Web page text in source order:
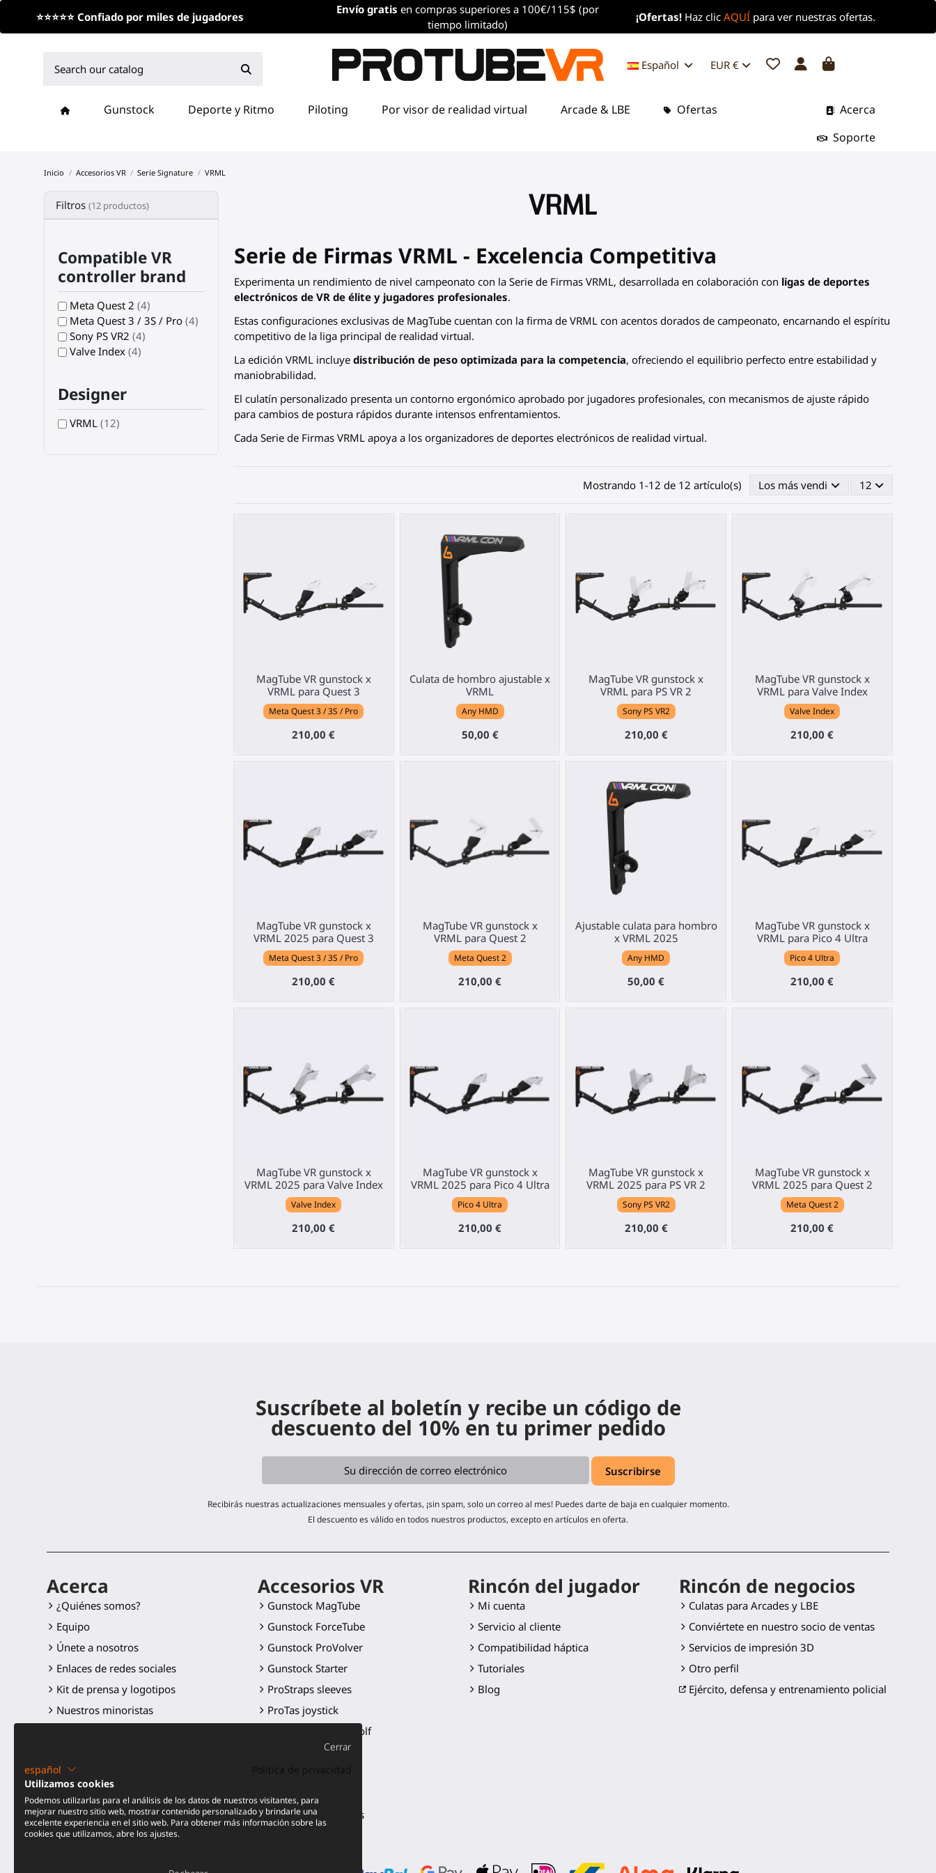
⭐⭐⭐⭐⭐ Confiado por miles de jugadores
Envíogratis en compras superiores a 100€/115$ (por
tiempo limitado)
¡Ofertas! Haz clicAQUÍ para ver nuestras ofertas.
EUR €
Español
Gunstock Deporte y Ritmo Piloting Por visor de realidad virtual Arcade & LBE Ofertas
Acerca
Soporte
Inicio Accesorios VR Serie Signature VRML
VRML
Serie de Firmas VRML - Excelencia Competitiva
Experimenta un rendimiento de nivel campeonato con laSerie de Firmas VRML, desarrollada en colaboración con ligas de deportes
electrónicos de VR de élite y jugadores profesionales.
Estas configuraciones exclusivas de MagTube cuentan con la firma de VRML con acentos dorados de campeonato, encarnando el espíritu
competitivo de la liga principal de realidad virtual.
La edición VRML incluyedistribución de peso optimizada para la competencia, ofreciendo el equilibrio perfecto entre estabilidad y
maniobrabilidad.
El culatín personalizado presenta un contorno ergonómico aprobado por jugadores profesionales, con mecanismos de ajuste rápido
para cambios de postura rápidos durante intensos enfrentamientos.
CadaSerie de Firmas VRML apoya a los organizadores de deportes electrónicos de realidad virtual.
Mostrando 1-12 de 12 artículo(s) Los más vendidos primero
12
MagTube VR gunstock x
VRML para Quest 3
Meta Quest 3 / 3S / Pro
210,00 €
Culata de hombro ajustable x
VRML
Any HMD
50,00 €
MagTube VR gunstock x
VRML para PS VR 2
Sony PS VR2
210,00 €
MagTube VR gunstock x
VRML para Valve Index
Valve Index
210,00 €
MagTube VR gunstock x
VRML 2025 para Quest 3
Meta Quest 3 / 3S / Pro
210,00 €
MagTube VR gunstock x
VRML para Quest 2
Meta Quest 2
210,00 €
Ajustable culata para hombro
x VRML 2025
Any HMD
50,00 €
MagTube VR gunstock x
VRML para Pico 4 Ultra
Pico 4 Ultra
210,00 €
MagTube VR gunstock x
VRML 2025 para Valve Index
Valve Index
210,00 €
MagTube VR gunstock x
VRML 2025 para Pico 4 Ultra
Pico 4 Ultra
210,00 €
MagTube VR gunstock x
VRML 2025 para PS VR 2
Sony PS VR2
210,00 €
MagTube VR gunstock x
VRML 2025 para Quest 2
Meta Quest 2
210,00 €
Filtros(12 productos)
Compatible VR
controller brand
Meta Quest 2 (4)
Meta Quest 3 / 3S / Pro (4)
Sony PS VR2 (4)
Valve Index (4)
Designer
VRML (12)
Suscríbete al boletín y recibe un código de
descuento del 10% en tu primer pedido
Recibirás nuestras actualizaciones mensuales y ofertas, ¡sin spam, solo un correo al mes! Puedes darte de baja en cualquier momento.
El descuento es válido en todos nuestros productos, excepto en artículos en oferta.
Acerca
¿Quiénes somos?
Equipo
Únete a nosotros
Enlaces de redes sociales
Kit de prensa y logotipos
Nuestros minoristas
Accesorios VR
Gunstock MagTube
Gunstock ForceTube
Gunstock ProVolver
Gunstock Starter
ProStraps sleeves
ProTas joystick
SWINGiT Palo de Golf
ProSable cuchilla
Piezas de repuesto
Todos los productos
Rincón del jugador
Mi cuenta
Servicio al cliente
Compatibilidad háptica
Tutoriales
Blog
Rincón de negocios
Culatas para Arcades y LBE
Conviértete en nuestro socio de ventas
Servicios de impresión 3D
Otro perfil
Ejército, defensa y entrenamiento policial
Cerrar
español
Utilizamos cookies
Podemos utilizarlas para el análisis de los datos de nuestros visitantes, para
mejorar nuestro sitio web, mostrar contenido personalizado y brindarle una
excelente experiencia en el sitio web. Para obtener más información sobre las
cookies que utilizamos, abre los ajustes.